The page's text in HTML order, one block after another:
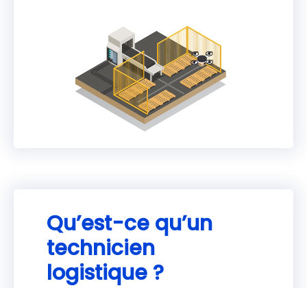
Qu’est-ce qu’un
technicien
logistique ?